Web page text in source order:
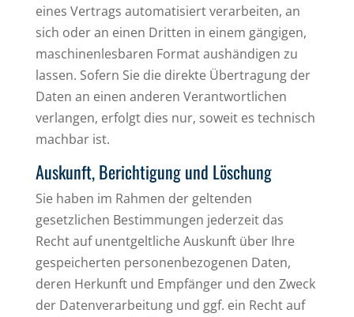
eines Vertrags automatisiert verarbeiten, an
sich oder an einen Dritten in einem gängigen,
maschinenlesbaren Format aushändigen zu
lassen. Sofern Sie die direkte Übertragung der
Daten an einen anderen Verantwortlichen
verlangen, erfolgt dies nur, soweit es technisch
machbar ist.
Auskunft, Berichtigung und Löschung
Sie haben im Rahmen der geltenden
gesetzlichen Bestimmungen jederzeit das
Recht auf unentgeltliche Auskunft über Ihre
gespeicherten personenbezogenen Daten,
deren Herkunft und Empfänger und den Zweck
der Datenverarbeitung und ggf. ein Recht auf